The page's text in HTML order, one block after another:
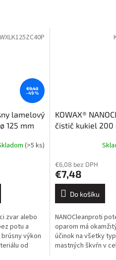
€9,43
–49 %
lamelový
125 mm
(>5 ks)
zvar alebo
potu a
výkon
od
KOWAX®
čistič kukiel 200
€6,08 bez DPH
€7,48
Do košíku
NANOCleanproti
oparom má
účinok na všetky
mastných škvŕn v